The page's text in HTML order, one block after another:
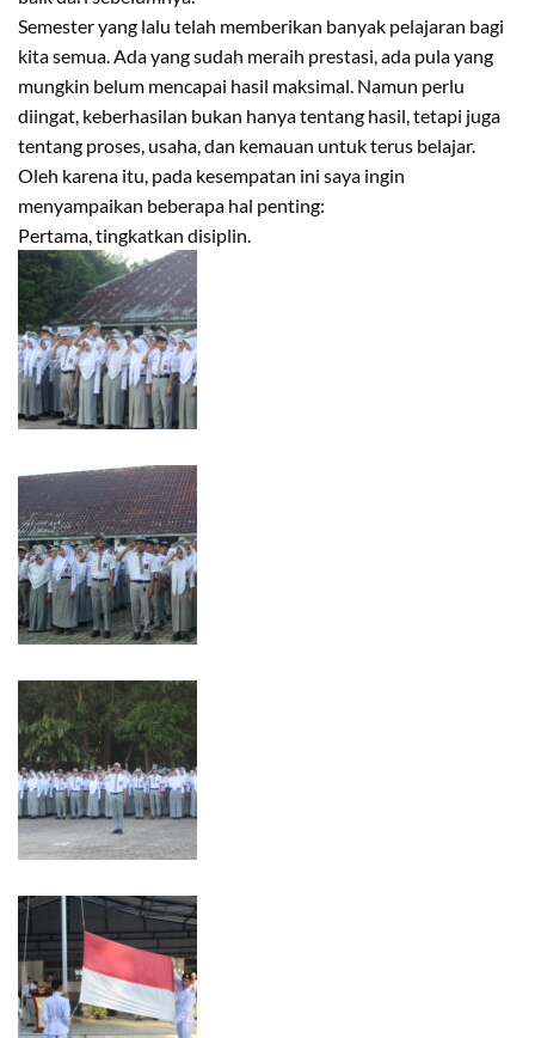
Semester yang lalu telah memberikan banyak pelajaran bagi
kita semua. Ada yang sudah meraih prestasi, ada pula yang
mungkin belum mencapai hasil maksimal. Namun perlu
diingat, keberhasilan bukan hanya tentang hasil, tetapi juga
tentang proses, usaha, dan kemauan untuk terus belajar.
Oleh karena itu, pada kesempatan ini saya ingin
menyampaikan beberapa hal penting:
Pertama, tingkatkan disiplin.